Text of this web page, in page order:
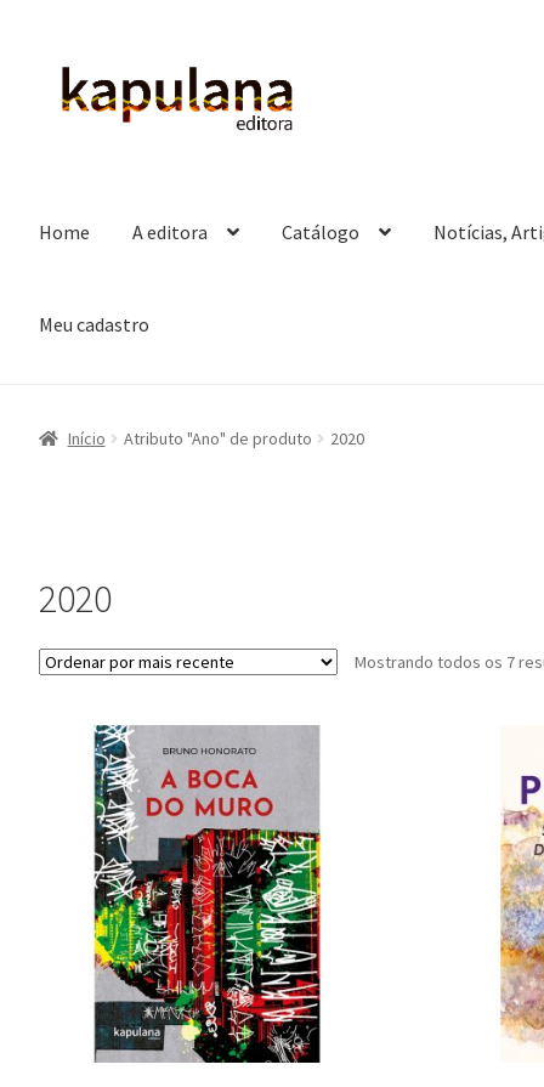
Pular
para
Pular
para
Home A editora Catálogo Notícias,
Meu cadastro
Início Atributo "Ano" de produto 2020
2020
Mostrando todos os 7